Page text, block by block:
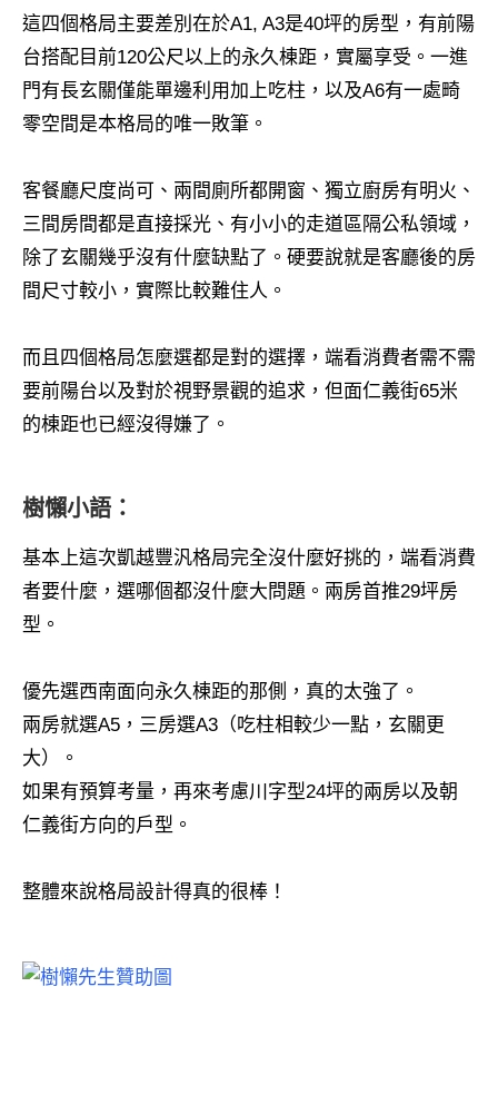
這四個格局主要差別在於A1, A3是40坪的房型，有前陽
台搭配目前120公尺以上的永久棟距，實屬享受。一進
門有長玄關僅能單邊利用加上吃柱，以及A6有一處畸
零空間是本格局的唯一敗筆。
客餐廳尺度尚可、兩間廁所都開窗、獨立廚房有明火、
三間房間都是直接採光、有小小的走道區隔公私領域，
除了玄關幾乎沒有什麼缺點了。硬要說就是客廳後的房
間尺寸較小，實際比較難住人。
而且四個格局怎麼選都是對的選擇，端看消費者需不需
要前陽台以及對於視野景觀的追求，但面仁義街65米
的棟距也已經沒得嫌了。
樹懶小語：
基本上這次凱越豐汎格局完全沒什麼好挑的，端看消費
者要什麼，選哪個都沒什麼大問題。兩房首推29坪房
型。
優先選西南面向永久棟距的那側，真的太強了。
兩房就選A5，三房選A3（吃柱相較少一點，玄關更
大）。
如果有預算考量，再來考慮川字型24坪的兩房以及朝
仁義街方向的戶型。
整體來說格局設計得真的很棒！